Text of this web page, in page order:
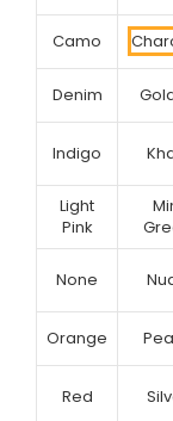
Camo
Denim
Indigo
Light
Pink
None
Orange
Red